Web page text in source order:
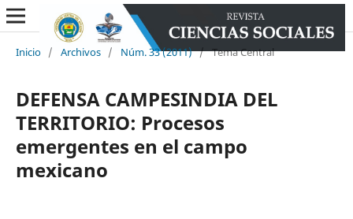
Inicio / Archivos / Núm. 33 (2011) / Tema Central
DEFENSA CAMPESINDIA DEL
TERRITORIO: Procesos
emergentes en el campo
mexicano